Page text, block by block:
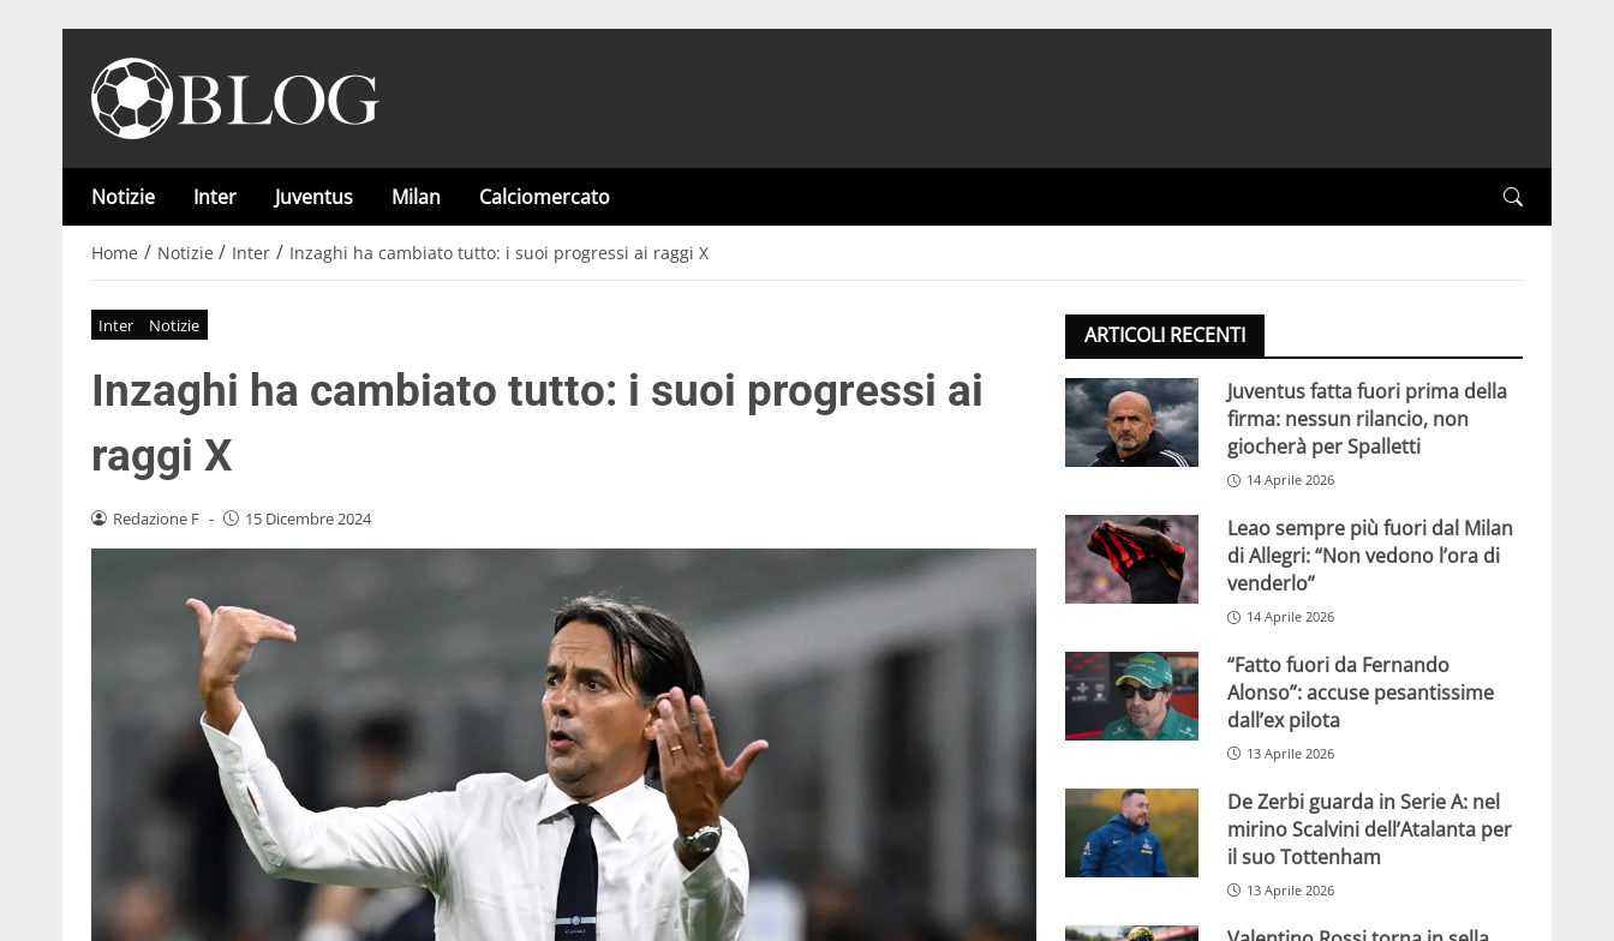
Notizie Inter Juventus Milan Calciomercato
Home / Notizie / Inter / Inzaghi ha cambiato tutto: i suoi progressi ai raggi X
Inter Notizie
Inzaghi ha cambiato tutto: i suoi progressi ai
raggi X
Redazione F - 15 Dicembre 2024
ARTICOLI RECENTI
Juventus fatta fuori prima della
firma: nessun rilancio, non
giocherà per Spalletti
14 Aprile 2026
Leao sempre più fuori dal Milan
di Allegri: “Non vedono l’ora di
venderlo”
14 Aprile 2026
“Fatto fuori da Fernando
Alonso”: accuse pesantissime
dall’ex pilota
13 Aprile 2026
De Zerbi guarda in Serie A: nel
mirino Scalvini dell’Atalanta per
il suo Tottenham
13 Aprile 2026